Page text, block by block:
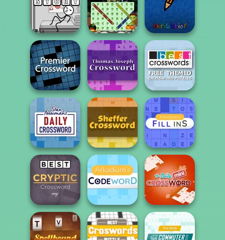
Flappy Parrot
With Create
Word...
Wordoku Biker Type Racing
Word Story
Halloween Word
skribbl.io
Premier
Crossword
Thomas Joseph
Free Themed
Crossword
Puzzles
Stan's Daily
Crossword
Sheffer
Crossword
Arkadium's Fill
Ins